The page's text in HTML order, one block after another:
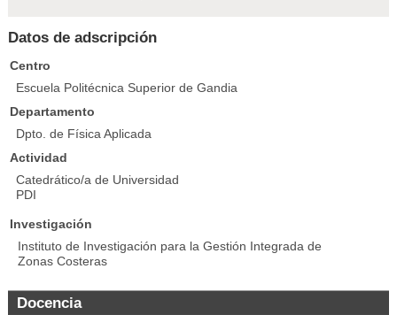
Datos de adscripción
Centro
Escuela Politécnica Superior de Gandia
Departamento
Dpto. de Física Aplicada
Actividad
Catedrático/a de Universidad
PDI
Investigación
Instituto de Investigación para la Gestión Integrada de
Zonas Costeras
Docencia